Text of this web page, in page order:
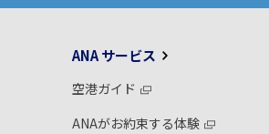
ANA サービス
空港ガイド
ANAがお約束する体験